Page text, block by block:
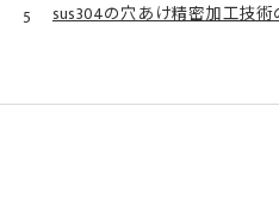
sus304の穴あけ精密加工技